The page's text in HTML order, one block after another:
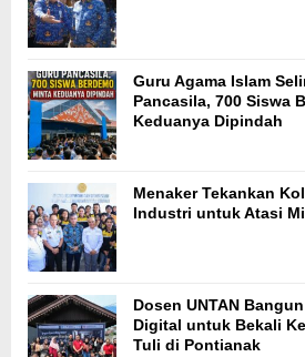
Guru Agama Islam
Pancasila, 700 Siswa
Keduanya Dipindah
Menaker Tekankan
Industri untuk Atasi
Dosen UNTAN
Digital untuk Bekali
Tuli di Pontianak